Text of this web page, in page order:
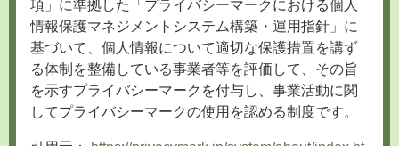
情報保護マネジメントシステム構築・運用指針」に
基づいて、個人情報について適切な保護措置を講ず
る体制を整備している事業者等を評価して、その旨
を示すプライバシーマークを付与し、事業活動に関
してプライバシーマークの使用を認める制度です。